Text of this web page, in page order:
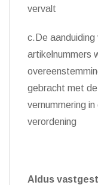
vervalt
c.De aanduiding
artikelnummers
gebracht met de
vernummering in
verordening
Aldus